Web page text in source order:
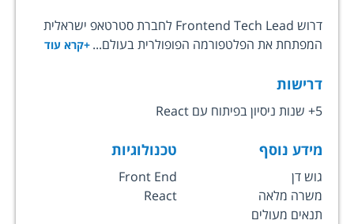
דרוש Frontend Tech Lead לחברת סטרטאפ ישראלית
המפתחת את הפלטפורמה הפופולרית בעולם... +קרא עוד
דרישות
5+ שנות ניסיון בפיתוח עם React
מידע נוסף
גוש דן
משרה מלאה
תנאים מעולים
טכנולוגיות
Front End
React